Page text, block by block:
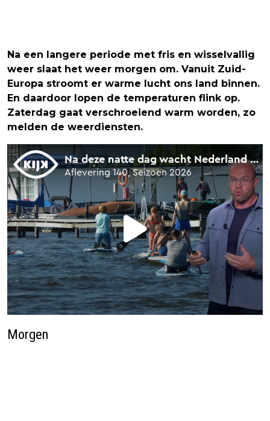
Na een langere periode met fris en wisselvallig
weer slaat het weer morgen om. Vanuit Zuid-
Europa stroomt er warme lucht ons land binnen.
En daardoor lopen de temperaturen flink op.
Zaterdag gaat verschroeiend warm worden, zo
melden de weerdiensten.
Morgen